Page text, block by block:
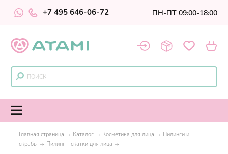
+7 495 646-06-72 ПН-ПТ 09:00-18:00
Главная страница Каталог Косметика для лица
Пилинги и
скрабы
Пилинг - скатки для лица